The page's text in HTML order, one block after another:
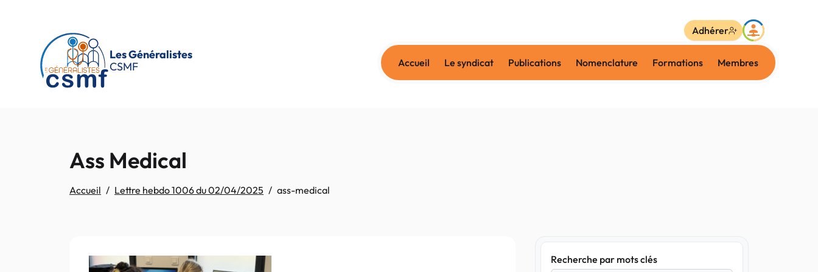
Les Généralistes
CSMF
Accueil Le syndicat Publications Nomenclature Formations Membres
Adhérer
Ass Medical
Accueil Lettre hebdo 1006 du 02/04/2025 ass-medical
Recherche par mots clés